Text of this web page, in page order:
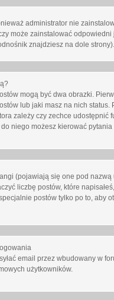
administrator nie
może zainstalować
znajdziesz na dole strony).
mogą być dwa obrazki.
lub jaki masz na nich
zależy czy zechce
niego możesz kierować
(pojawiają się one pod
liczbę postów, które
postów tylko po to, aby
email przez wbudowany w
użytkowników.